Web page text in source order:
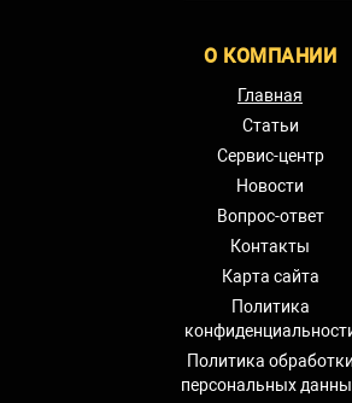
О КОМПАНИИ
Главная
Статьи
Сервис-центр
Новости
Вопрос-ответ
Контакты
Карта сайта
Политика
Политика обработки
персональных